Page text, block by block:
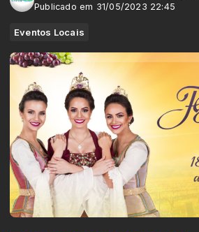
Publicado em 31/05/2023 22:45
Eventos Locais